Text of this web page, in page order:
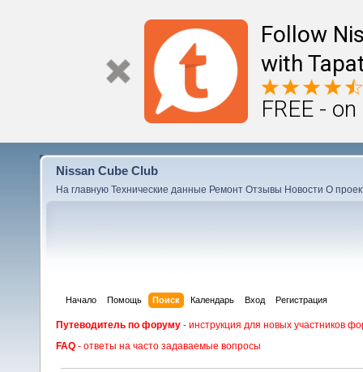
Follow
with
FREE -
Nissan Cube Club
На главную Технические данные Ремонт Отзывы Новости О
Начало Помощь Поиск Календарь Вход Регистрация
Путеводитель по форуму - инструкция для новых участников
FAQ - ответы на часто задаваемые вопросы